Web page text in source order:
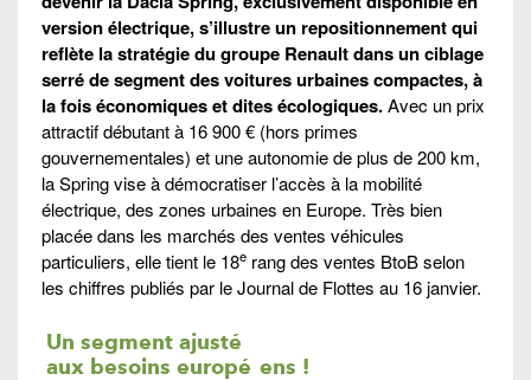
version électrique, s’illustre un repositionnement qui
reflète la stratégie du groupe Renault dans un ciblage
serré de segment des voitures urbaines compactes, à
la fois économiques et dites écologiques.Avec un prix
attractif débutant à 16 900 € (hors primes
gouvernementales) et une autonomie de plus de 200 km,
la Spring vise à démocratiser l’accès à la mobilité
électrique, des zones urbaines en Europe. Très bien
placée dans les marchés des ventes véhicules
particuliers, elle tient le 18e rang des ventes BtoB selon
les chiffres publiés par le Journal de Flottes au 16 janvier.
Un segment ajusté
aux besoins europé ens !